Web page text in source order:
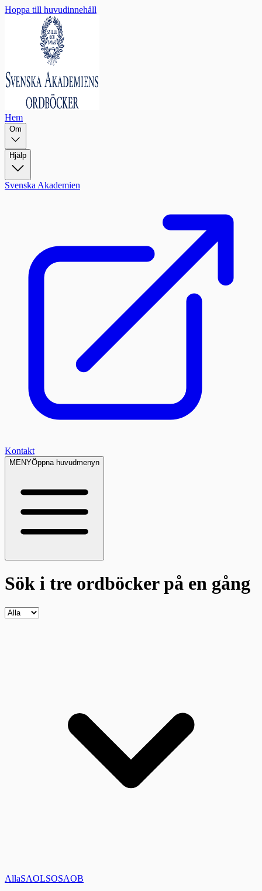
Hoppa till huvudinnehåll
Hem
Om
Hjälp
Svenska Akademien
Kontakt
MENYÖppna huvudmenyn
Sök i tre ordböckerpå en gång
AllaSAOLSOSAOB